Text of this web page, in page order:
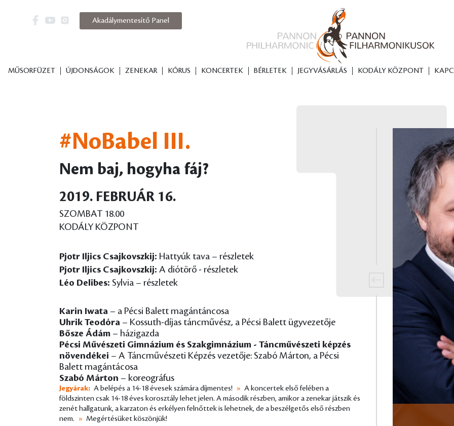
MŰSORFÜZET ÚJDONSÁGOK ZENEKAR KÓRUS KONCERTEK BÉRLETEK JEGYVÁSÁRLÁS KODÁLY KÖZPONT
Akadálymentesítő Panel
#NoBabel III.
Nem baj, hogyha fáj?
2019. FEBRUÁR 16.
SZOMBAT 18.00
KODÁLY KÖZPONT
Pjotr Iljics Csajkovszkij: Hattyúk tava – részletek
Pjotr Iljics Csajkovszkij: A diótörő - részletek
Léo Delibes: Sylvia – részletek
Karin Iwata – a Pécsi Balett magántáncosa
Uhrik Teodóra – Kossuth-díjas táncművész, a Pécsi Balett ügyvezetője
Bősze Ádám – házigazda
Pécsi Művészeti Gimnázium és Szakgimnázium - Táncművészeti képzés
növendékei – A Táncművészeti Képzés vezetője: Szabó Márton, a Pécsi
Balett magántácosa
Szabó Márton – koreográfus
Jegyárak: A belépés a 14-18 évesek számára díjmentes! » A koncertek első felében a
földszinten csak 14-18 éves korosztály lehet jelen. A második részben, amikor a zenekar játszik és
zenét hallgatunk, a karzaton és erkélyen felnőttek is lehetnek, de a beszélgetős első részben
nem.
» Megértésüket köszönjük!